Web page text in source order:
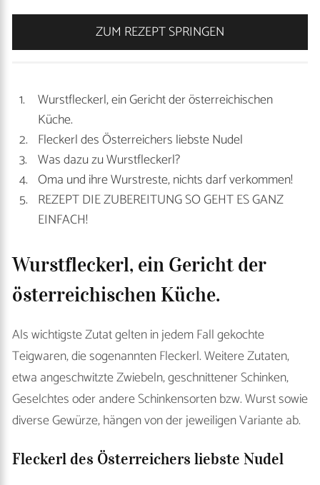
ZUM REZEPT SPRINGEN
Wurstfleckerl, ein Gericht der österreichischen
Küche.
Fleckerl des Österreichers liebste Nudel
Was dazu zu Wurstfleckerl?
Oma und ihre Wurstreste, nichts darf verkommen!
REZEPT DIE ZUBEREITUNG SO GEHT ES GANZ
EINFACH!
Wurstfleckerl, ein Gericht der
österreichischen Küche.
Als wichtigste Zutat gelten in jedem Fall gekochte
Teigwaren, die sogenannten Fleckerl. Weitere Zutaten,
etwa angeschwitzte Zwiebeln, geschnittener Schinken,
Geselchtes oder andere Schinkensorten bzw. Wurst sowie
diverse Gewürze, hängen von der jeweiligen Variante ab.
Fleckerl des Österreichers liebste Nudel